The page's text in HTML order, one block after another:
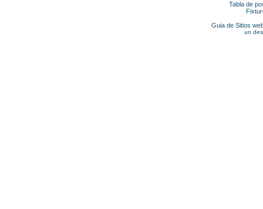
Tabla de
Guia de Sitios
un